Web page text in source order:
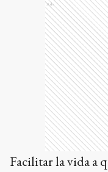
Ads
Facilitar la vida a